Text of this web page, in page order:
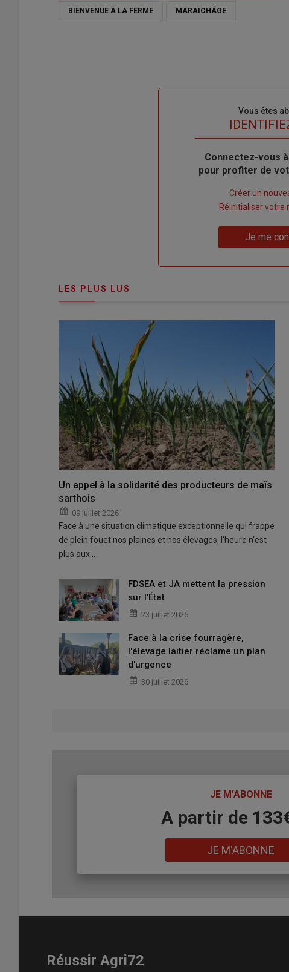
BIENVENUE À LA FERME MARAICHÂGE
Vous êtes
Body
Connectez-vous
pour profiter de
compte"
Créer un
Réinitialiser votre
Je me
LES PLUS LUS
Un appel à la solidarité des producteurs de maïs
sarthois
09 juillet 2026
Face à une situation climatique exceptionnelle qui frappe
de plein fouet nos plaines et nos élevages, l'heure n'est
plus aux…
FDSEA et JA mettent la pression
sur l'État
23 juillet 2026
Face à la crise fourragère,
l'élevage laitier réclame un plan
d'urgence
30 juillet 2026
JE M'ABONNE
A partir de
JE M'ABONNE
Réussir Agri72